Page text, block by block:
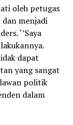
oleh petugas
menjadi
‘’Saya
dapat
yang sangat
lawan politik
dalam